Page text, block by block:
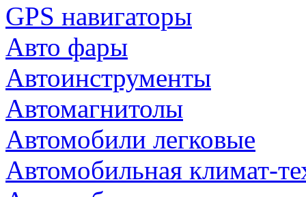
GPS навигаторы
Авто фары
Автоинструменты
Автомагнитолы
Автомобили легковые
Автомобильная климат-